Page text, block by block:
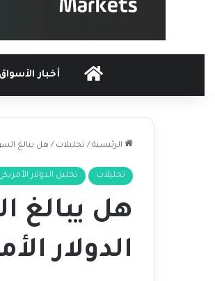
الرئيسيةأخبار الأسواق
الرئيسية / تحليلات / هل يبالغ
تحليلات تحليل الدولار
هل يبالغ
الدولار